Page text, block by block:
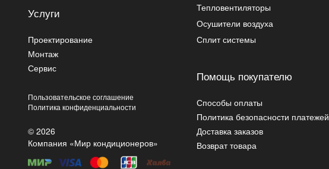
Услуги
Проектирование
Монтаж
Сервис
Тепловентиляторы
Осушители воздуха
Сплит системы
Пользовательское соглашение
Политика конфиденциальности
© 2026
Компания «Мир кондиционеров»
Помощь покупателю
Способы оплаты
Политика безопасности платежей
Доставка заказов
Возврат товара